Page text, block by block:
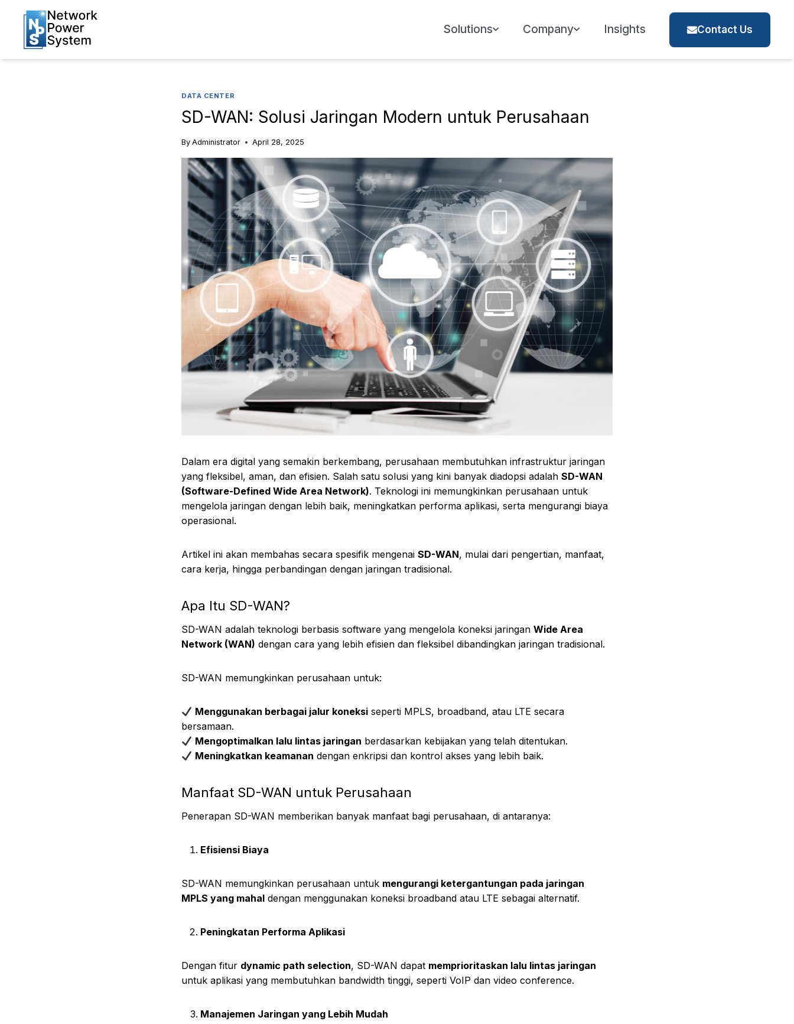
Solutions Company Insights Contact Us
DATA CENTER
SD-WAN: Solusi Jaringan Modern untuk Perusahaan
By Administrator April 28, 2025
Dalam era digital yang semakin berkembang, perusahaan membutuhkan infrastruktur jaringan
yang fleksibel, aman, dan efisien. Salah satu solusi yang kini banyak diadopsi adalah SD-WAN
(Software-Defined Wide Area Network). Teknologi ini memungkinkan perusahaan untuk
mengelola jaringan dengan lebih baik, meningkatkan performa aplikasi, serta mengurangi biaya
operasional.
Artikel ini akan membahas secara spesifik mengenai SD-WAN, mulai dari pengertian, manfaat,
cara kerja, hingga perbandingan dengan jaringan tradisional.
Apa Itu SD-WAN?
SD-WAN adalah teknologi berbasis software yang mengelola koneksi jaringan Wide Area
Network (WAN) dengan cara yang lebih efisien dan fleksibel dibandingkan jaringan tradisional.
SD-WAN memungkinkan perusahaan untuk:
Menggunakan berbagai jalur koneksi seperti MPLS, broadband, atau LTE secara
bersamaan.
Mengoptimalkan lalu lintas jaringan berdasarkan kebijakan yang telah ditentukan.
Meningkatkan keamanan dengan enkripsi dan kontrol akses yang lebih baik.
Manfaat SD-WAN untuk Perusahaan
Penerapan SD-WAN memberikan banyak manfaat bagi perusahaan, di antaranya:
Efisiensi Biaya
SD-WAN memungkinkan perusahaan untuk mengurangi ketergantungan pada jaringan
MPLS yang mahal dengan menggunakan koneksi broadband atau LTE sebagai alternatif.
Peningkatan Performa Aplikasi
Dengan fitur dynamic path selection, SD-WAN dapat memprioritaskan lalu lintas jaringan
untuk aplikasi yang membutuhkan bandwidth tinggi, seperti VoIP dan video conference.
Manajemen Jaringan yang Lebih Mudah